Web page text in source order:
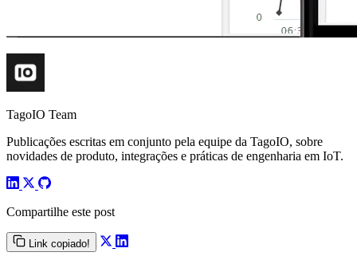
TagoIO Team
Publicações escritas em conjunto pela equipe da TagoIO, sobre
novidades de produto, integrações e práticas de engenharia em IoT.
Compartilhe este post
Link copiado!